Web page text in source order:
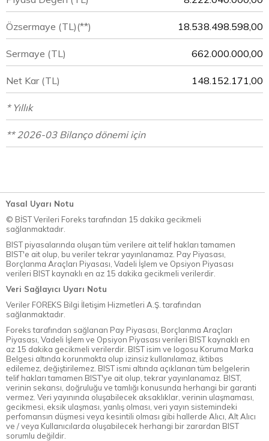
Özsermaye (TL)(**) 18.538.498.598,00
Sermaye (TL) 662.000.000,00
Net Kar (TL) 148.152.171,00
* Yıllık
** 2026-03 Bilanço dönemi için
Yasal Uyarı Notu
© BİST Verileri Foreks tarafından 15 dakika gecikmeli
sağlanmaktadır.
BIST piyasalarında oluşan tüm verilere ait telif hakları tamamen
BIST'e ait olup, bu veriler tekrar yayınlanamaz. Pay Piyasası,
Borçlanma Araçları Piyasası, Vadeli İşlem ve Opsiyon Piyasası
verileri BIST kaynaklı en az 15 dakika gecikmeli verilerdir.
Veri Sağlayıcı Uyarı Notu
Veriler FOREKS Bilgi İletişim Hizmetleri A.Ş. tarafından
sağlanmaktadır.
Foreks tarafından sağlanan Pay Piyasası, Borçlanma Araçları
Piyasası, Vadeli İşlem ve Opsiyon Piyasası verileri BIST kaynaklı en
az 15 dakika gecikmeli verilerdir. BIST isim ve logosu Koruma Marka
Belgesi altında korunmakta olup izinsiz kullanılamaz, iktibas
edilemez, değiştirilemez. BIST ismi altında açıklanan tüm belgelerin
telif hakları tamamen BIST'ye ait olup, tekrar yayınlanamaz. BIST,
verinin sekansı, doğruluğu ve tamlığı konusunda herhangi bir garanti
vermez. Veri yayınında oluşabilecek aksaklıklar, verinin ulaşmaması,
gecikmesi, eksik ulaşması, yanlış olması, veri yayın sistemindeki
perfomansın düşmesi veya kesintili olması gibi hallerde Alıcı, Alt Alıcı
ve / veya Kullanıcılarda oluşabilecek herhangi bir zarardan BIST
sorumlu değildir.